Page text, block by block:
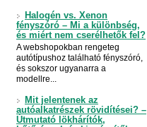
Halogén vs. Xenon
fényszóró – Mi a különbség,
és miért nem cserélhetők fel?
A webshopokban rengeteg
autótípushoz található fényszóró,
és sokszor ugyanarra a
modellre...
Mit jelentenek az
autóalkatrészek rövidítései? –
Útmutató lökhárítók,